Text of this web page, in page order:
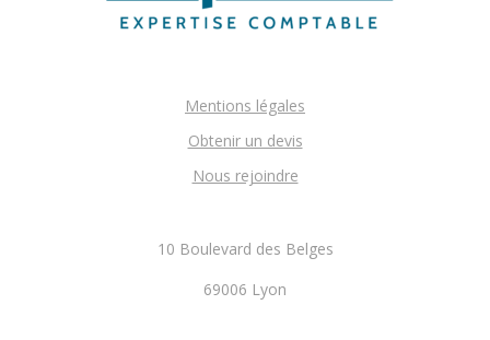
Mentions légales
Obtenir un devis
Nous rejoindre
10 Boulevard des Belges
69006 Lyon